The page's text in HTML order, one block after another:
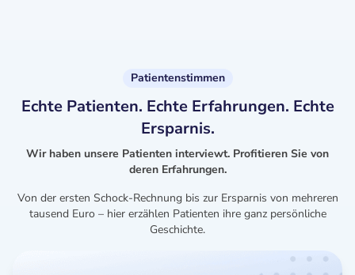
Patientenstimmen
Echte Patienten. Echte Erfahrungen. Echte
Ersparnis.
Wir haben unsere Patienten interviewt. Profitieren Sie von
deren Erfahrungen.
Von der ersten Schock-Rechnung bis zur Ersparnis von mehreren
tausend Euro – hier erzählen Patienten ihre ganz persönliche
Geschichte.